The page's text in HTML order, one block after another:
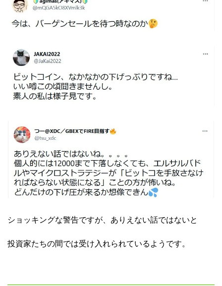
ショッキングな警告ですが、ありえない話ではないと
投資家たちの間では受け入れられているようです。